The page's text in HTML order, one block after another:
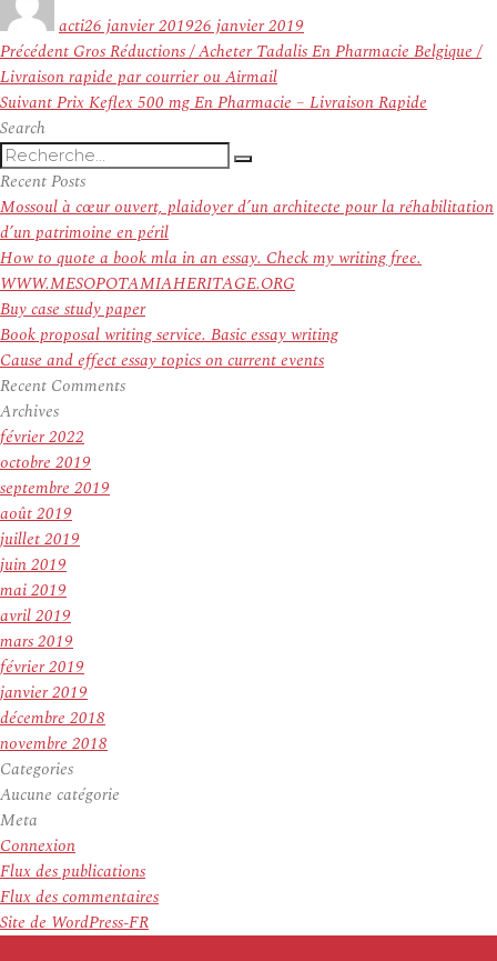
actile
26 janvier 201926 janvier 2019
Navigation
de
l’article
Précédent Article
précédent :
Gros Réductions / Acheter Tadalis En Pharmacie Belgique /
Livraison rapide par courrier ou Airmail
SuivantArticle
Prix Keflex 500 mg En Pharmacie – Livraison Rapide
Search
Recherche
pour
:
Recherche
Recent Posts
Mossoul à cœur ouvert, plaidoyer d’un architecte pour la réhabilitation
d’un patrimoine en péril
How to quote a book mla in an essay. Check my writing free.
WWW.MESOPOTAMIAHERITAGE.ORG
Buy case study paper
Book proposal writing service. Basic essay writing
Cause and effect essay topics on current events
Recent Comments
Archives
février 2022
octobre 2019
septembre 2019
août 2019
juillet 2019
juin 2019
mai 2019
avril 2019
mars 2019
février 2019
janvier 2019
décembre 2018
novembre 2018
Categories
Aucune catégorie
Meta
Connexion
Flux des publications
Flux des commentaires
Site de WordPress-FR